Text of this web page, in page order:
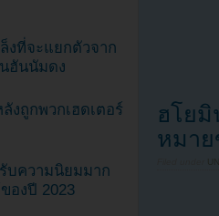
ฮโย
หมาย
งที่จะแยกตัวจาก
ฮันนัมดง
งถูกพวกเฮดเตอร์
บความนิยมมาก
องปี 2023